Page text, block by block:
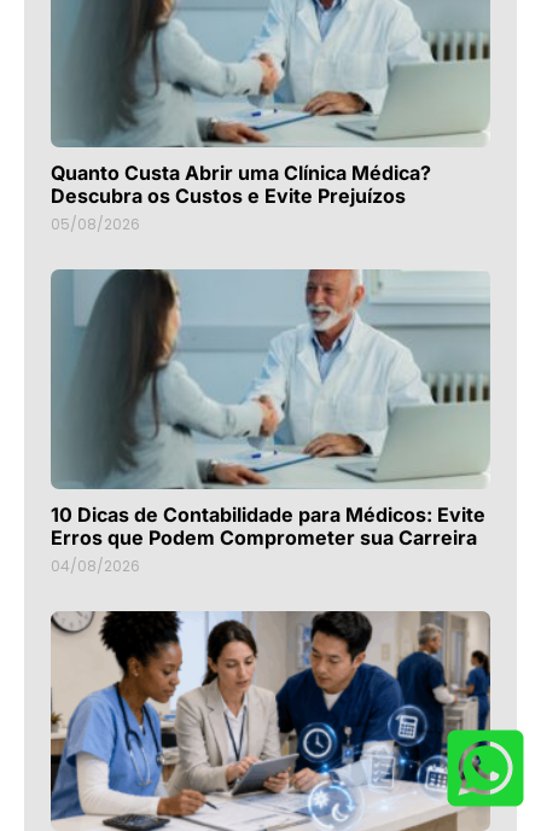
Quanto Custa Abrir uma Clínica Médica?
Descubra os Custos e Evite Prejuízos
05/08/2026
10 Dicas de Contabilidade para Médicos: Evite
Erros que Podem Comprometer sua Carreira
04/08/2026